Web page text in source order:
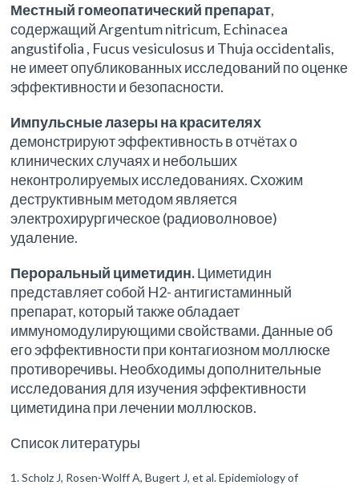
Местный гомеопатический препарат,
содержащий Argentum nitricum, Echinacea
angustifolia , Fucus vesiculosus и Thuja occidentalis,
не имеет опубликованных исследований по оценке
эффективности и безопасности.
Импульсные лазеры на красителях
демонстрируют эффективность в отчётах о
клинических случаях и небольших
неконтролируемых исследованиях. Схожим
деструктивным методом является
электрохирургическое (радиоволновое)
удаление.
Пероральный циметидин.Циметидин
представляет собой H2- антигистаминный
препарат, который также обладает
иммуномодулирующими свойствами. Данные об
его эффективности при контагиозном моллюске
противоречивы. Необходимы дополнительные
исследования для изучения эффективности
циметидина при лечении моллюсков.
Список литературы
Scholz J, Rosen-Wolff A, Bugert J, et al. Epidemiology of